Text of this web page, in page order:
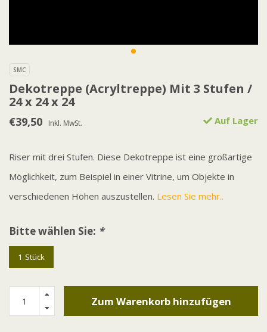
SMC
Dekotreppe (Acryltreppe) Mit 3 Stufen /
24 x 24 x 24
€39,50 Inkl. MwSt. Auf Lager
Riser mit drei Stufen. Diese Dekotreppe ist eine großartige
Möglichkeit, zum Beispiel in einer Vitrine, um Objekte in
verschiedenen Höhen auszustellen. Lesen Sie mehr..
Bitte wählen Sie: *
1 Stück
Zum Warenkorb hinzufügen